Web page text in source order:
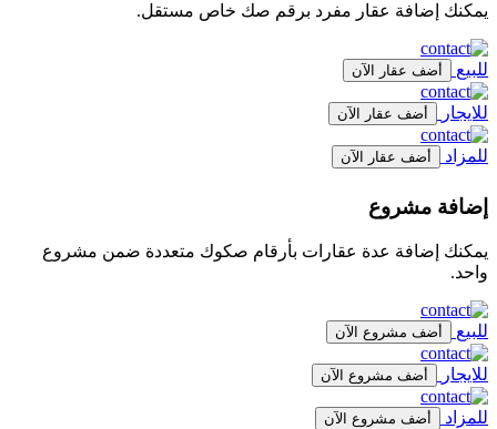
يمكنك إضافة عقار مفرد برقم صك خاص مستقل.
للبيع أضف عقار الآن
للايجار أضف عقار الآن
للمزاد أضف عقار الآن
إضافة مشروع
يمكنك إضافة عدة عقارات بأرقام صكوك متعددة ضمن مشروع
واحد.
للبيع أضف مشروع الآن
للايجار أضف مشروع الآن
للمزاد أضف مشروع الآن